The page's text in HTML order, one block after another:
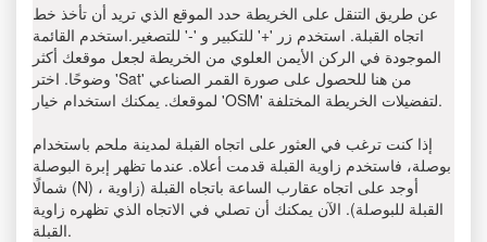
عن طريق التنقل على الخريطة حدد الموقع الذي تريد أن تأخذ خط
اتجاه القبلة. استخدم زر '+' للتكبير و '-' للتصغير.استخدم القائمة
الموجودة في الركن الأيمن العلوي من الخريطة لجعل موقعك أكثر
وضوحًا. اختر 'Sat' من هنا للحصول على صورة القمر الصناعي
لموقعك. يمكنك استخدام خيار 'OSM' لتفضيلات الخريطة المختلفة.
إذا كنت ترغب في العثور على اتجاه القبلة لمدينة ملحم باستخدام
بوصلة، فاستخدم زاوية القبلة قدمت أعلاه. عندما تظهر إبرة البوصلة
شمالًا (N) ، أوجد على اتجاه عقارب الساعة باتجاه القبلة (زاوية
القبلة للبوصلة). الآن يمكنك أن تصلي في الاتجاه الذي تظهره زاوية
القبلة.